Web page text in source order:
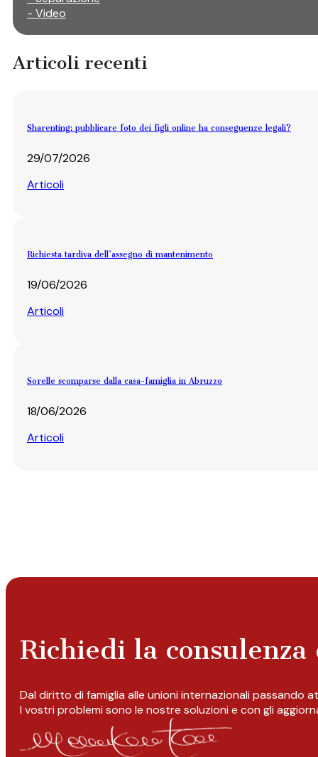
- Video
Articoli recenti
Sharenting: pubblicare foto dei figli online ha conseguenze legali?
29/07/2026
Articoli
Richiesta tardiva dell’assegno di mantenimento
19/06/2026
Articoli
Sorelle scomparse dalla casa-famiglia in Abruzzo
18/06/2026
Articoli
Richiedi la
Dal diritto di famiglia alle unioni internazionali passando
I vostri problemi sono le nostre soluzioni e con gli